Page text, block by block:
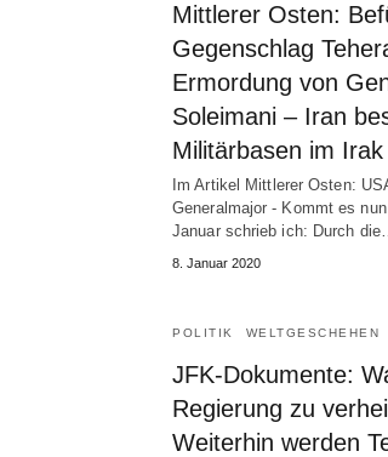
Mittlerer Osten:
Gegenschlag
Ermordung von
Soleimani – Iran
Militärbasen im Irak
Im Artikel Mittlerer Osten:
Generalmajor - Kommt es
Januar schrieb ich: Durch
8. Januar 2020
POLITIK WELTGESCHEHEN
JFK-Dokumente:
Regierung zu
Weiterhin werden